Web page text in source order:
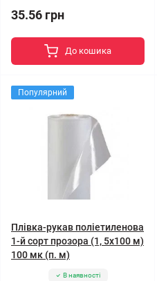
35.56 грн
До кошика
Популярний
Плівка-рукав поліетиленова
1-й сорт прозора (1, 5x100 м)
100 мк (п. м)
В наявності